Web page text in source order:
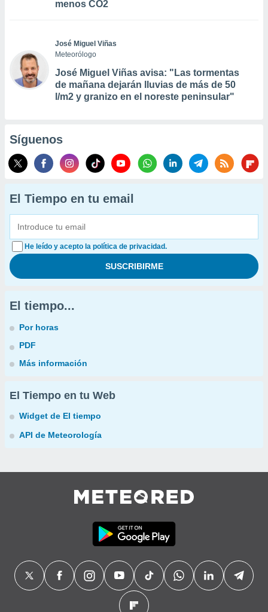
menos CO2
José Miguel Viñas
Meteorólogo
José Miguel Viñas avisa: "Las tormentas
de mañana dejarán lluvias de más de 50
l/m2 y granizo en el noreste peninsular"
Síguenos
El Tiempo en tu email
He leído y acepto la política de privacidad.
El tiempo...
Por horas
PDF
Más información
El Tiempo en tu Web
Widget de El tiempo
API de Meteorología